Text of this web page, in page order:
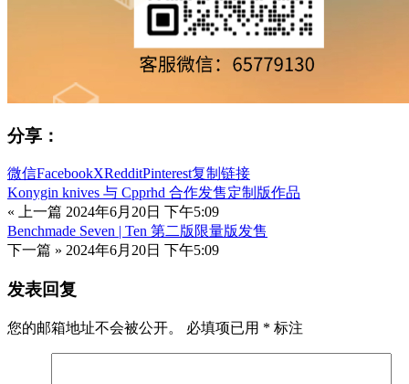
分享：
微信FacebookXRedditPinterest复制链接
Konygin knives 与 Cpprhd 合作发售定制版作品
« 上一篇 2024年6月20日 下午5:09
Benchmade Seven | Ten 第二版限量版发售
下一篇 » 2024年6月20日 下午5:09
发表回复
您的邮箱地址不会被公开。 必填项已用 * 标注